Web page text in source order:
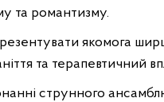
та романтизму.
якомога
та терапевтичний
струнного